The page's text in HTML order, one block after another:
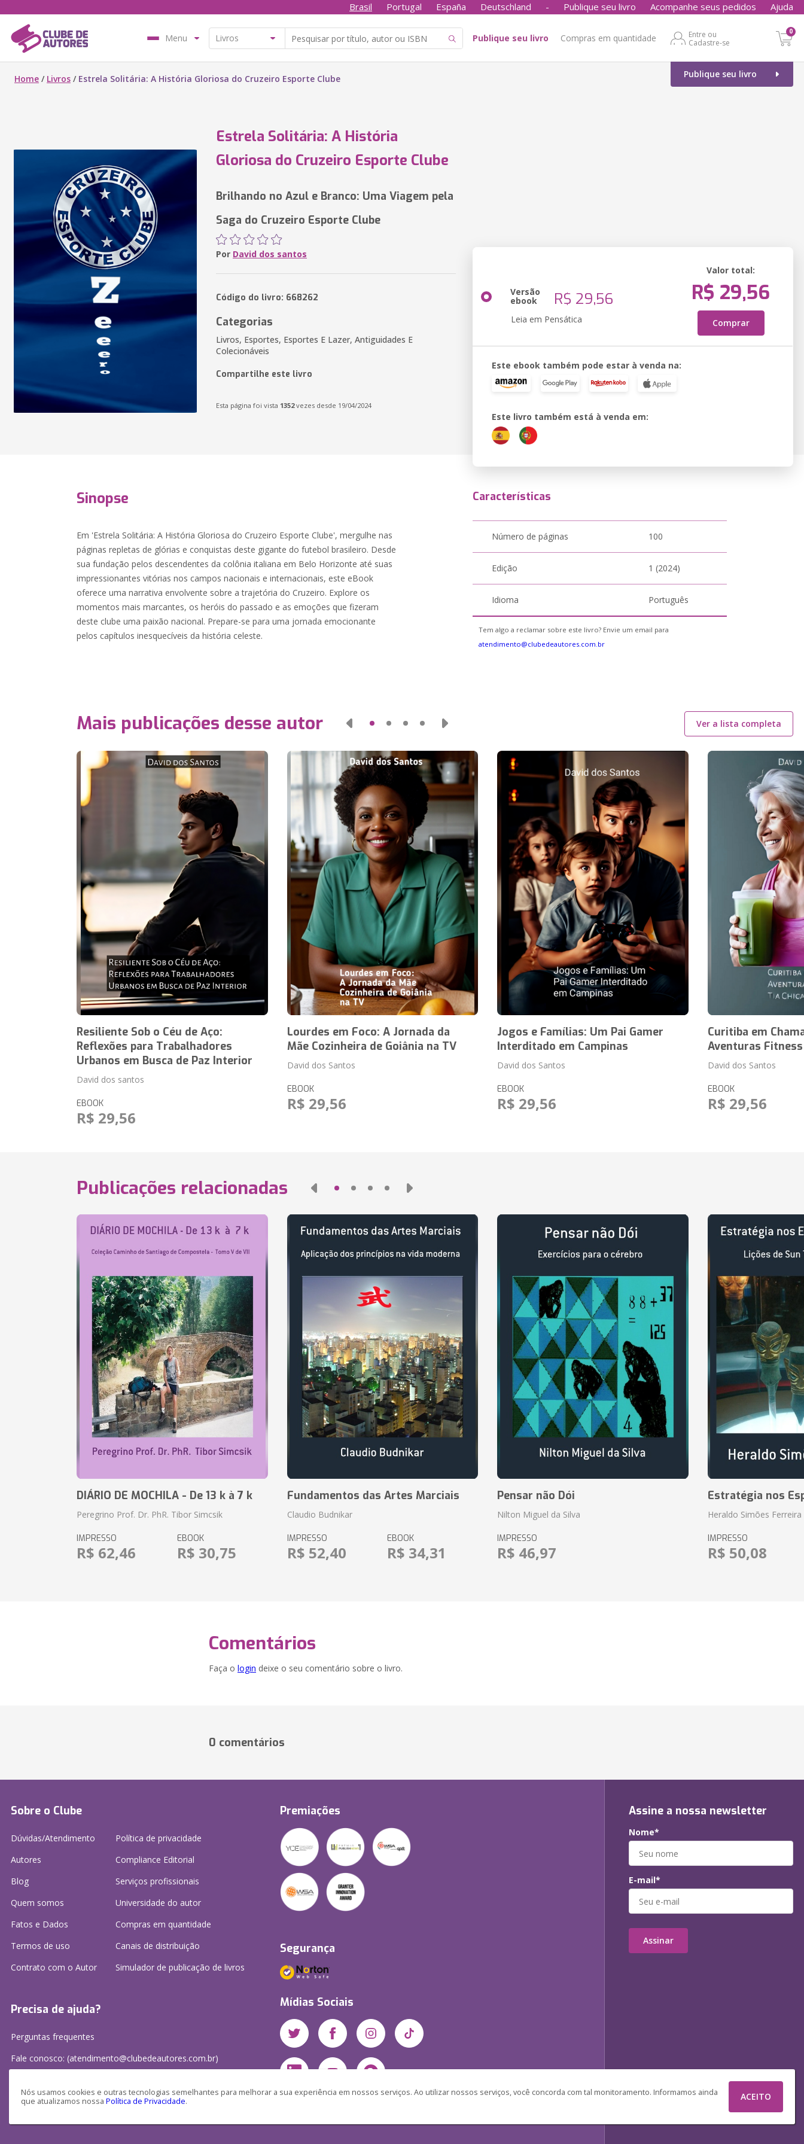
Nós usamos cookies e outras tecnologias semelhantes para melhorar a sua experiência em nossos serviços. Ao utilizar nossos serviços, você concorda com tal monitoramento. Informamos ainda
que atualizamos nossa Política de Privacidade. ACEITO
Brasil Portugal España Deutschland - Publique seu livro Acompanhe seus pedidos Ajuda
Menu Publique seu livro Compras em quantidade
Entre ou
Cadastre-se
0
Publique seu livro
Home / Livros / Estrela Solitária: A História Gloriosa do Cruzeiro Esporte Clube
Estrela Solitária: A História
Gloriosa do Cruzeiro Esporte Clube
Brilhando no Azul e Branco: Uma Viagem pela
Saga do Cruzeiro Esporte Clube
Por David dos santos
Código do livro: 668262
Categorias
Livros, Esportes, Esportes E Lazer, Antiguidades E
Colecionáveis
Compartilhe este livro
Esta página foi vista 1352vezes desde 19/04/2024
Versão
ebook R$ 29,56
Leia em Pensática
Valor total:
R$ 29,56
Comprar
Este ebook também pode estar à venda na:
Este livro também está à venda em:
Sinopse
Em 'Estrela Solitária: A História Gloriosa do Cruzeiro Esporte Clube', mergulhe nas
páginas repletas de glórias e conquistas deste gigante do futebol brasileiro. Desde
sua fundação pelos descendentes da colônia italiana em Belo Horizonte até suas
impressionantes vitórias nos campos nacionais e internacionais, este eBook
oferece uma narrativa envolvente sobre a trajetória do Cruzeiro. Explore os
momentos mais marcantes, os heróis do passado e as emoções que fizeram
deste clube uma paixão nacional. Prepare-se para uma jornada emocionante
pelos capítulos inesquecíveis da história celeste.
Características
Número de páginas 100
Edição 1 (2024)
Idioma Português
Tem algo a reclamar sobre este livro? Envie um email para
atendimento@clubedeautores.com.br
Mais publicações desse autor Ver a lista completa
Resiliente Sob o Céu de Aço:
Reflexões para Trabalhadores
Urbanos em Busca de Paz Interior
David dos santos
EBOOK
R$ 29,56
Lourdes em Foco: A Jornada da
Mãe Cozinheira de Goiânia na TV
David dos Santos
EBOOK
R$ 29,56
Jogos e Famílias: Um Pai Gamer
Interditado em Campinas
David dos Santos
EBOOK
R$ 29,56
Curitiba em
Aventuras Fitness
David dos Santos
EBOOK
R$ 29,56
Publicações relacionadas
DIÁRIO DE MOCHILA - De 13 k à 7 k
Peregrino Prof. Dr. PhR. Tibor Simcsik
IMPRESSO
R$ 62,46
EBOOK
R$ 30,75
Fundamentos das Artes Marciais
Claudio Budnikar
IMPRESSO
R$ 52,40
EBOOK
R$ 34,31
Pensar não Dói
Nilton Miguel da Silva
IMPRESSO
R$ 46,97
Estratégia nos
Heraldo Simões Ferreira
IMPRESSO
R$ 50,08
Comentários
Faça o login deixe o seu comentário sobre o livro.
0 comentários
Sobre o Clube
Dúvidas/Atendimento
Autores
Blog
Quem somos
Fatos e Dados
Termos de uso
Contrato com o Autor
Política de privacidade
Compliance Editorial
Serviços profissionais
Universidade do autor
Compras em quantidade
Canais de distribuição
Simulador de publicação de livros
Precisa de ajuda?
Perguntas frequentes
Fale conosco: (atendimento@clubedeautores.com.br)
Premiações
Segurança
Mídias Sociais
Assine a nossa newsletter
Nome*
E-mail*
Assinar
Clube de Autores Publicações S/A - CNPJ: 16.779.786/0001-27